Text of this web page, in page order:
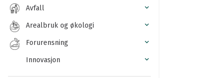
Avfall
Arealbruk og økologi
Forurensning
Innovasjon